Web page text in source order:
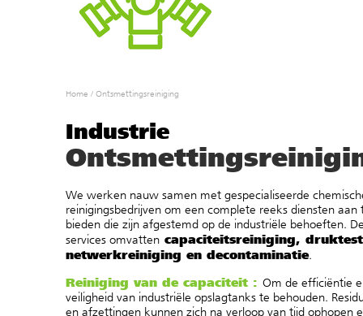
Home / Ontsmettingsreiniging
Industrie
We werken nauw samen met gespecialiseerde
reinigingsbedrijven om een complete reeks diensten aan
bieden die zijn afgestemd op de industriële behoeften.
services omvatten capaciteitsreiniging,
netwerkreiniging en decontaminatie.
Reiniging van de capaciteit : Om de efficiëntie
veiligheid van industriële opslagtanks te behouden.
en afzettingen kunnen zich na verloop van tijd ophopen